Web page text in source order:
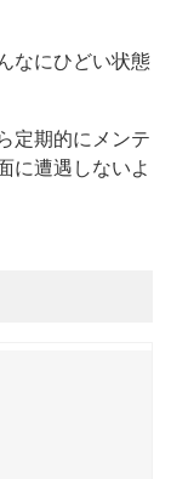
なにひどい状態
定期的にメンテ
に遭遇しないよ